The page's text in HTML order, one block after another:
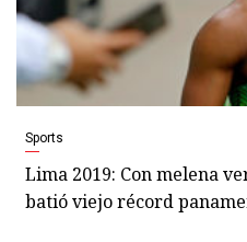
Sports
Lima 2019: Con melena
batió viejo récord